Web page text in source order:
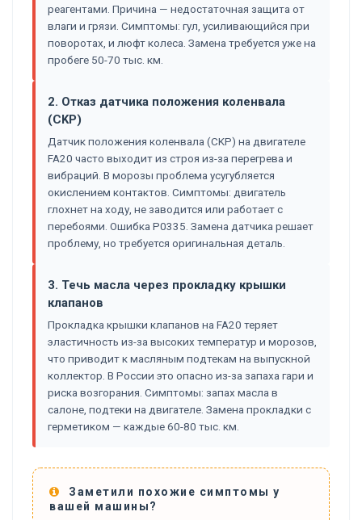
реагентами. Причина — недостаточная защита от
влаги и грязи. Симптомы: гул, усиливающийся при
поворотах, и люфт колеса. Замена требуется уже на
пробеге 50-70 тыс. км.
2. Отказ датчика положения коленвала
(CKP)
Датчик положения коленвала (CKP) на двигателе
FA20 часто выходит из строя из-за перегрева и
вибраций. В морозы проблема усугубляется
окислением контактов. Симптомы: двигатель
глохнет на ходу, не заводится или работает с
перебоями. Ошибка P0335. Замена датчика решает
проблему, но требуется оригинальная деталь.
3. Течь масла через прокладку крышки
клапанов
Прокладка крышки клапанов на FA20 теряет
эластичность из-за высоких температур и морозов,
что приводит к масляным подтекам на выпускной
коллектор. В России это опасно из-за запаха гари и
риска возгорания. Симптомы: запах масла в
салоне, подтеки на двигателе. Замена прокладки с
герметиком — каждые 60-80 тыс. км.
Заметили похожие симптомы у
вашей машины?